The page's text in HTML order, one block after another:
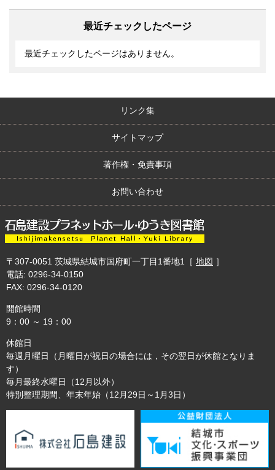
最近チェックしたページ
最近チェックしたページはありません。
リンク集
サイトマップ
著作権・免責事項
お問い合わせ
〒307-0051 茨城県結城市国府町一丁目1番地1 ［ 地図 ］
電話: 0296-34-0150
FAX: 0296-34-0120
開館時間
9：00 ～ 19：00
休館日
毎週月曜日（月曜日が祝日の場合には，その翌日が休館となりま
す）
毎月最終水曜日（12月以外）
特別整理期間、年末年始（12月29日～1月3日）